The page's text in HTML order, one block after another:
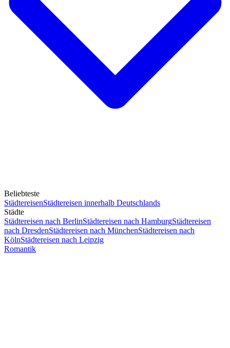
Beliebteste
StädtereisenStädtereisen innerhalb Deutschlands
Städte
Städtereisen nach BerlinStädtereisen nach HamburgStädtereisen
nach DresdenStädtereisen nach MünchenStädtereisen nach
KölnStädtereisen nach Leipzig
Romantik